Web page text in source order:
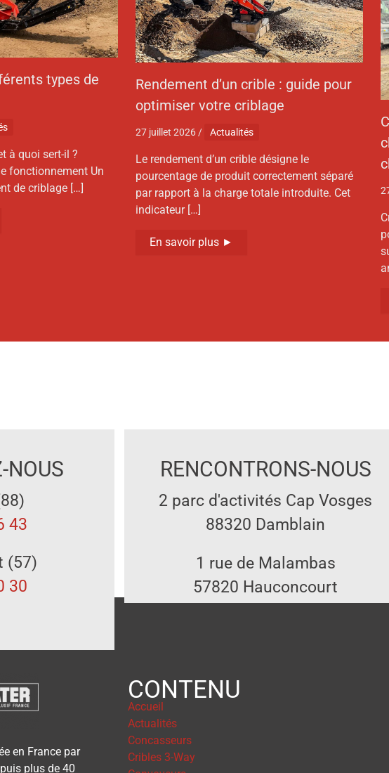
types de
à quoi sert-il ?
fonctionnement Un
de criblage […]
Rendement d’un crible : guide pour
optimiser votre criblage
27 juillet 2026 / Actualités
Le rendement d’un crible désigne le
pourcentage de produit correctement séparé
par rapport à la charge totale introduite. Cet
indicateur […]
En savoir plus ►
NOUS
43
(57)
30
RENCONTRONS-NOUS
2 parc d'activités Cap Vosges
88320 Damblain
1 rue de Malambas
57820 Hauconcourt
en France par
plus de 40
CONTENU
Accueil
Actualités
Concasseurs
Cribles 3-Way